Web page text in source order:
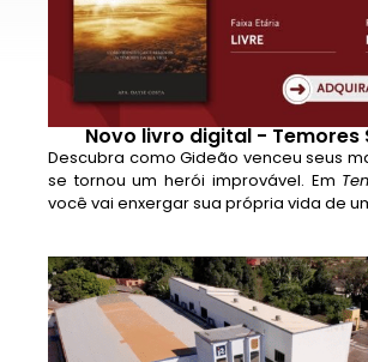
Novo livro digital - Temores
Descubra como Gideão venceu seus
se tornou um herói improvável. Em
você vai enxergar sua própria vida de